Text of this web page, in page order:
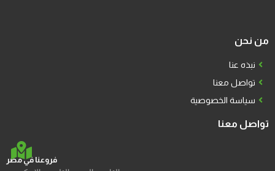
من نحن
نبذه عنا
تواصل معنا
سياسة الخصوصية
تواصل معنا
فروعنا في مصر